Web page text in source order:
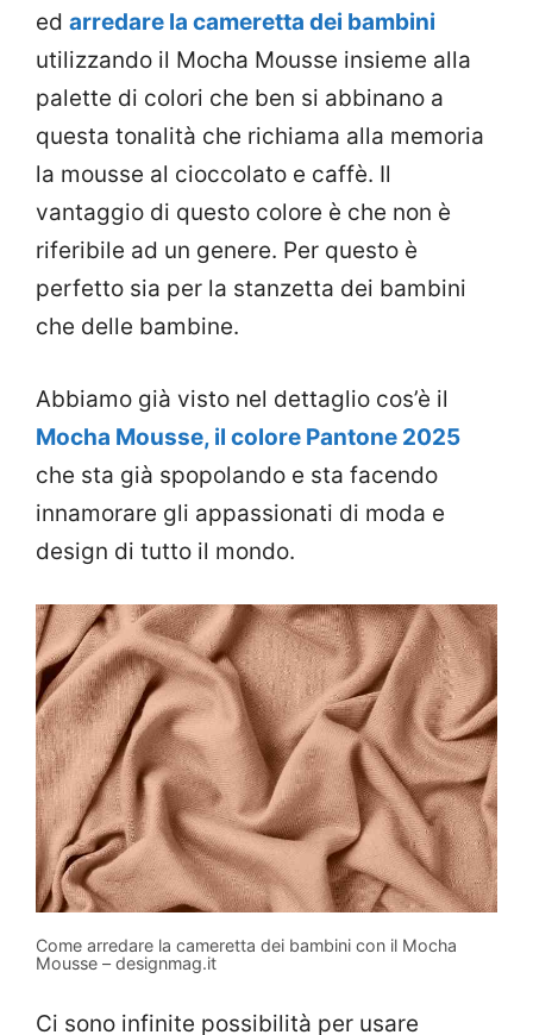
ed arredare la cameretta dei bambini
utilizzando il Mocha Mousse insieme alla
palette di colori che ben si abbinano a
questa tonalità che richiama alla memoria
la mousse al cioccolato e caffè. Il
vantaggio di questo colore è che non è
riferibile ad un genere. Per questo è
perfetto sia per la stanzetta dei bambini
che delle bambine.
Abbiamo già visto nel dettaglio cos’è il
Mocha Mousse, il colore Pantone 2025
che sta già spopolando e sta facendo
innamorare gli appassionati di moda e
design di tutto il mondo.
Come arredare la cameretta dei bambini con il Mocha
Mousse – designmag.it
Ci sono infinite possibilità per usare